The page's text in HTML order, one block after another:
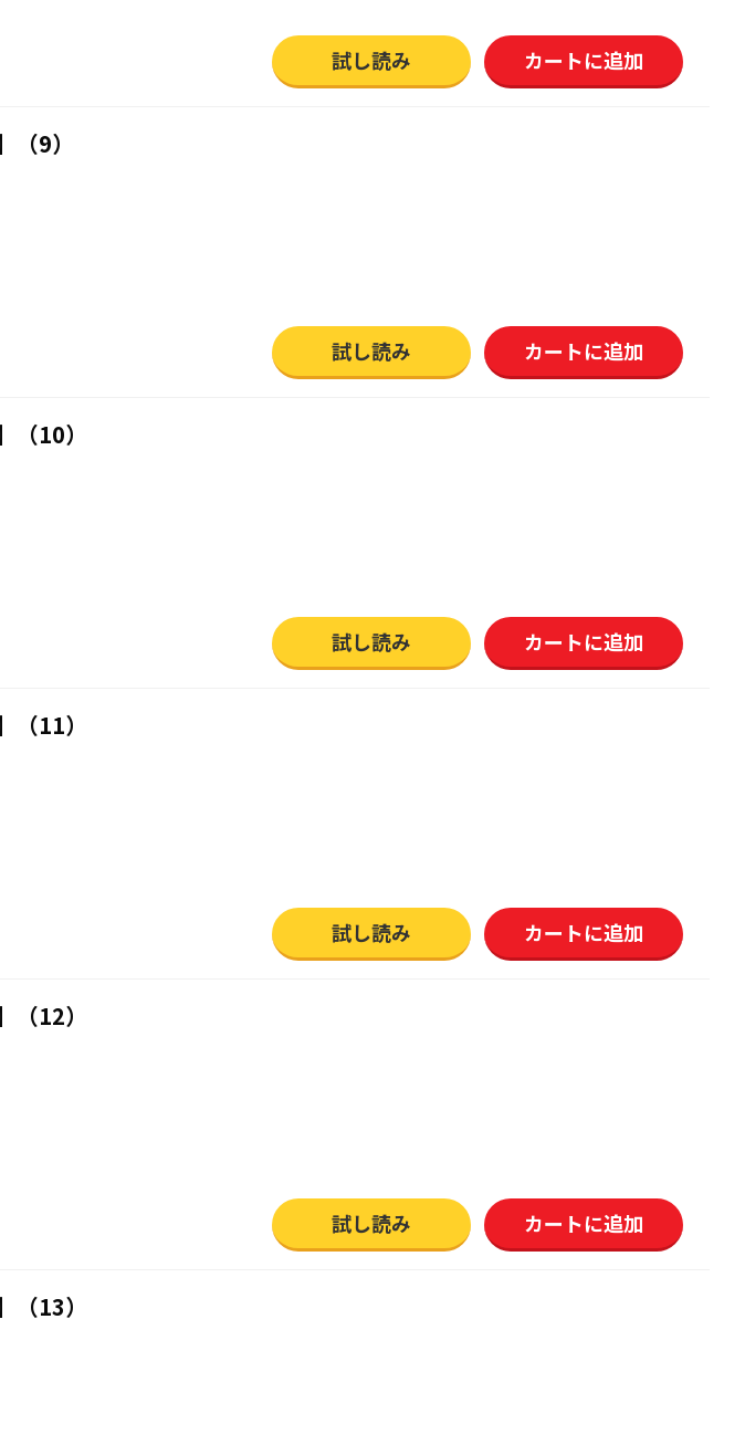
試し読み カートに追加
9）
試し読み カートに追加
（10）
試し読み カートに追加
（11）
試し読み カートに追加
（12）
試し読み カートに追加
（13）